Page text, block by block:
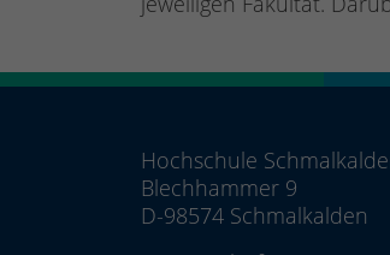
Hochschule
Blechhammer 9
D-98574 Schmalkalden